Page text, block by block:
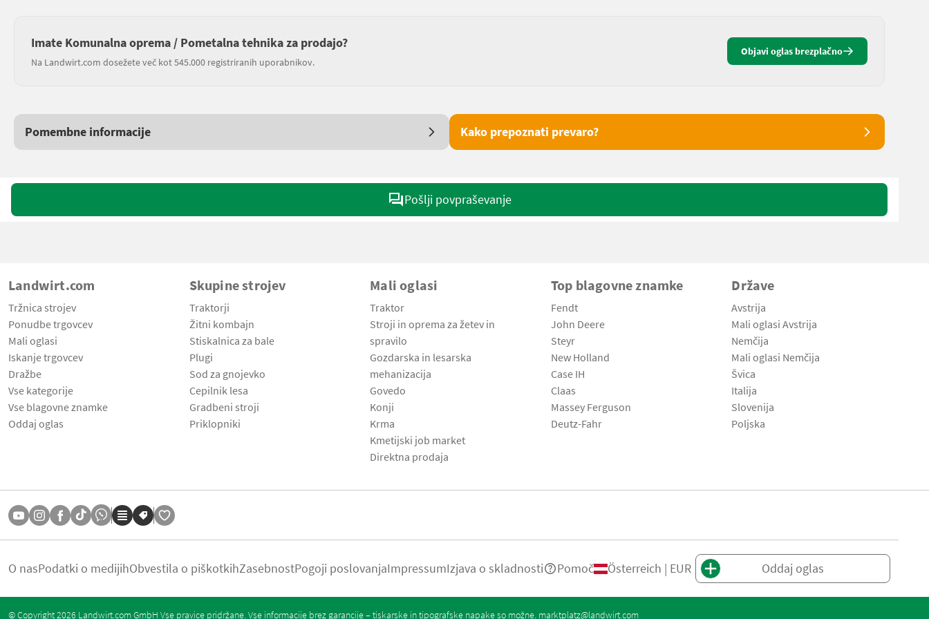
Imate Komunalna oprema / Pometalna tehnika za prodajo?
Na Landwirt.com dosežete več kot 545.000 registriranih uporabnikov.
Objavi oglas brezplačno
Pomembne informacije Kako prepoznati prevaro?
Pošlji povpraševanje
Landwirt.com
Tržnica strojev
Ponudbe trgovcev
Mali oglasi
Iskanje trgovcev
Dražbe
Vse kategorije
Vse blagovne znamke
Oddaj oglas
Skupine strojev
Traktorji
Žitni kombajn
Stiskalnica za bale
Plugi
Sod za gnojevko
Cepilnik lesa
Gradbeni stroji
Priklopniki
Mali oglasi
Traktor
Stroji in oprema za žetev in
spravilo
Gozdarska in lesarska
mehanizacija
Govedo
Konji
Krma
Kmetijski job market
Direktna prodaja
Top blagovne znamke
Fendt
John Deere
Steyr
New Holland
Case IH
Claas
Massey Ferguson
Deutz-Fahr
Države
Avstrija
Mali oglasi Avstrija
Nemčija
Mali oglasi Nemčija
Švica
Italija
Slovenija
Poljska
O nasPodatki o medijihObvestila o piškotkihZasebnostPogoji poslovanjaImpressumIzjava o skladnosti Pomoč Österreich | EUR Oddaj oglas
© Copyright 2026 Landwirt.com GmbH Vse pravice pridržane. Vse informacije brez garancije – tiskarske in tipografske napake so možne. marktplatz@landwirt.com